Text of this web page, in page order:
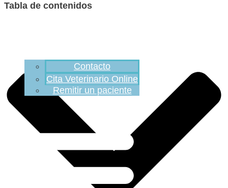
Contacto
Cita Veterinario Online
Remitir un paciente
Tabla de contenidos